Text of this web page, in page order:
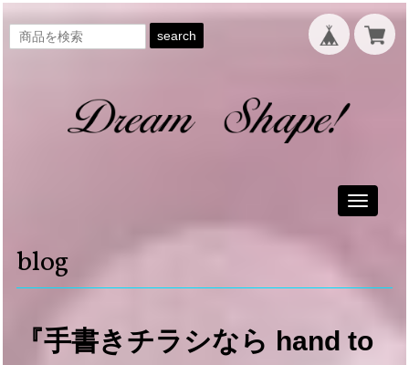
search
Toggle
blog
『手書きチラシなら hand to